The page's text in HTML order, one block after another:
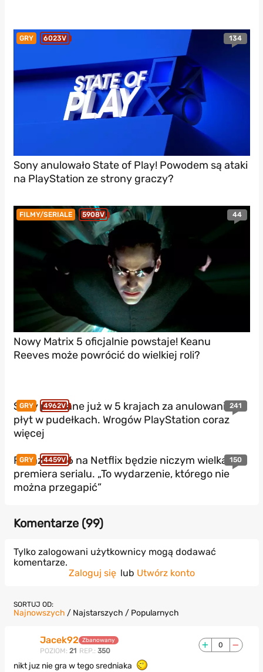
GRY 6023V 134
Sony anulowało State of Play! Powodem są ataki
na PlayStation ze strony graczy?
FILMY/SERIALE 5908V 44
Nowy Matrix 5 oficjalnie powstaje! Keanu
Reeves może powrócić do wielkiej roli?
GRY 4962V 241
Sony pozwane już w 5 krajach za anulowanie
płyt w pudełkach. Wrogów PlayStation coraz
więcej
GRY 4459V 150
Pokaz GTA 6 na Netflix będzie niczym wielka
premiera serialu. „To wydarzenie, którego nie
można przegapić”
Komentarze (99)
Tylko zalogowani użytkownicy mogą dodawać
komentarze.
Zaloguj się lub Utwórz konto
SORTUJ OD:
Najnowszych / Najstarszych / Popularnych
Jacek92 Zbanowany
POZIOM: 21 REP.: 350
0
nikt juz nie gra w tego sredniaka